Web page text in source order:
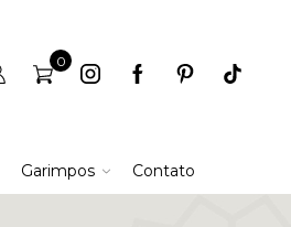
0
Garimpos Contato